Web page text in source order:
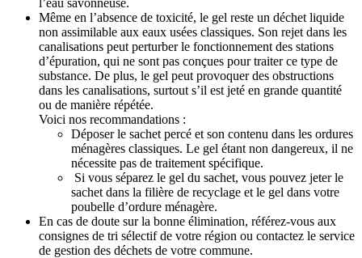
Même en l’absence de toxicité, le gel reste un déchet liquide
non assimilable aux eaux usées classiques. Son rejet dans les
canalisations peut perturber le fonctionnement des stations
d’épuration, qui ne sont pas conçues pour traiter ce type de
substance. De plus, le gel peut provoquer des obstructions
dans les canalisations, surtout s’il est jeté en grande quantité
ou de manière répétée.
Voici nos recommandations :
Déposer le sachet percé et son contenu dans les ordures
ménagères classiques. Le gel étant non dangereux, il ne
nécessite pas de traitement spécifique.
Si vous séparez le gel du sachet, vous pouvez jeter le
sachet dans la filière de recyclage et le gel dans votre
poubelle d’ordure ménagère.
En cas de doute sur la bonne élimination, référez-vous aux
consignes de tri sélectif de votre région ou contactez le service
de gestion des déchets de votre commune.